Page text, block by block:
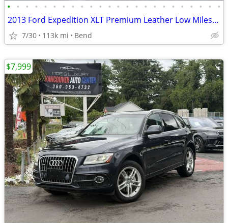
• • • • • • • • • • • • • • • • • • • • • • • •
2013 Ford Expedition XLT Premium Leather Low Miles Retiree
7/30 113k mi Bend
$7,999